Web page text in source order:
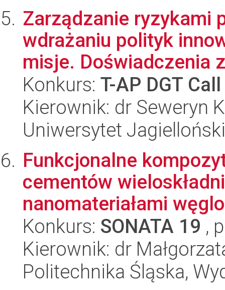
Zarządzanie ryzykami
wdrażaniu polityk
misje. Doświadczenia
Konkurs: T-AP DGT
Kierownik: dr Seweryn
Uniwersytet
Funkcjonalne
cementów
nanomateriałami
Konkurs: SONATA 19 ,
Kierownik: dr
Politechnika Śląska,